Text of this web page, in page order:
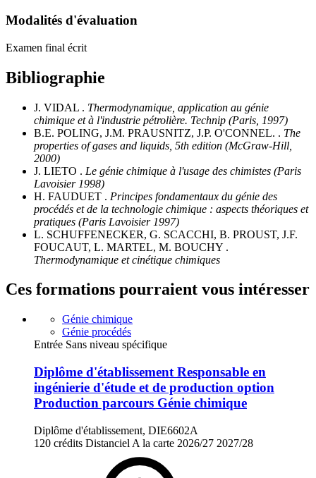
Modalités d'évaluation
Examen final écrit
Bibliographie
J. VIDAL . Thermodynamique, application au génie
chimique et à l'industrie pétrolière. Technip (Paris, 1997)
B.E. POLING, J.M. PRAUSNITZ, J.P. O'CONNEL. . The
properties of gases and liquids, 5th edition (McGraw-Hill,
2000)
J. LIETO . Le génie chimique à l'usage des chimistes (Paris
Lavoisier 1998)
H. FAUDUET . Principes fondamentaux du génie des
procédés et de la technologie chimique : aspects théoriques et
pratiques (Paris Lavoisier 1997)
L. SCHUFFENECKER, G. SCACCHI, B. PROUST, J.F.
FOUCAUT, L. MARTEL, M. BOUCHY .
Thermodynamique et cinétique chimiques
Ces formations pourraient vous intéresser
Génie chimique
Génie procédés
Entrée Sans niveau spécifique
Diplôme d'établissement Responsable en
ingénierie d'étude et de production option
Production parcours Génie chimique
Diplôme d'établissement, DIE6602A
120 crédits Distanciel A la carte 2026/27 2027/28